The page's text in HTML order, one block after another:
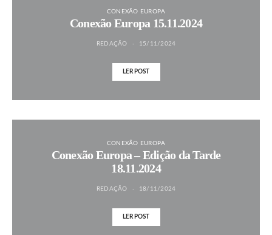
CONEXÃO EUROPA
Conexão Europa 15.11.2024
REDAÇÃO 15/11/2024
LER POST
CONEXÃO EUROPA
Conexão Europa – Edição da Tarde
18.11.2024
REDAÇÃO 18/11/2024
LER POST